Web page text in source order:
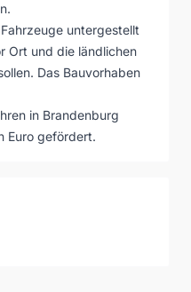
untergestellt
Ort und die ländlichen
Das Bauvorhaben
in Brandenburg
Euro gefördert.